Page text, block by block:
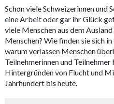
Schon viele Schweizerinnen und
eine Arbeit oder gar ihr Glück
viele Menschen aus dem
Menschen? Wie finden sie sich
warum verlassen Menschen
Teilnehmerinnen und
Hintergründen von Flucht und
Jahrhundert bis heute.